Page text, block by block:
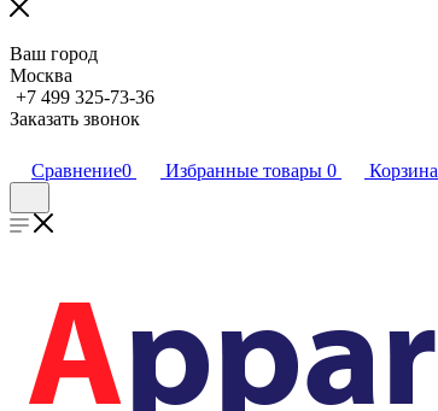
Ваш город
Москва
+7 499 325-73-36
Заказать звонок
Сравнение0 Избранные товары 0 Корзина